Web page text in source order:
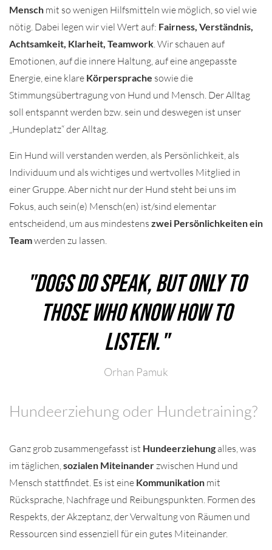
Mensch mit so wenigen Hilfsmitteln wie möglich, so viel wie
nötig. Dabei legen wir viel Wert auf: Fairness, Verständnis,
Achtsamkeit, Klarheit, Teamwork. Wir schauen auf
Emotionen, auf die innere Haltung, auf eine angepasste
Energie, eine klare Körpersprache sowie die
Stimmungsübertragung von Hund und Mensch. Der Alltag
soll entspannt werden bzw. sein und deswegen ist unser
„Hundeplatz“ der Alltag.
Ein Hund will verstanden werden, als Persönlichkeit, als
Individuum und als wichtiges und wertvolles Mitglied in
einer Gruppe. Aber nicht nur der Hund steht bei uns im
Fokus, auch sein(e) Mensch(en) ist/sind elementar
entscheidend, um aus mindestens zwei Persönlichkeiten ein
Teamwerden zu lassen.
"Dogs do speak, but only to
those who know how to
listen."
Orhan Pamuk
Hundeerziehung oder Hundetraining?
Ganz grob zusammengefasst ist Hundeerziehung alles, was
im täglichen,sozialen Miteinanderzwischen Hund und
Mensch stattfindet. Es ist eine Kommunikation mit
Rücksprache, Nachfrage und Reibungspunkten. Formen des
Respekts, der Akzeptanz, der Verwaltung von Räumen und
Ressourcen sind essenziell für ein gutes Miteinander.